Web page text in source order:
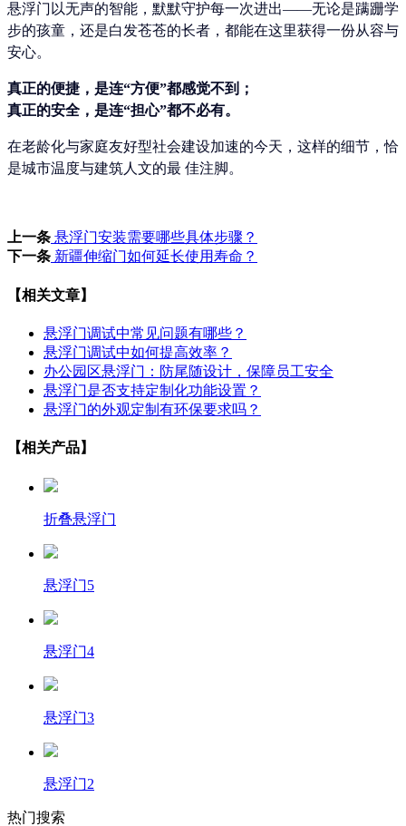
悬浮门以无声的智能，默默守护每一次进出——无论是蹒跚学
步的孩童，还是白发苍苍的长者，都能在这里获得一份从容与
安心。
真正的便捷，是连“方便”都感觉不到；
真正的安全，是连“担心”都不必有。
在老龄化与家庭友好型社会建设加速的今天，这样的细节，恰
是城市温度与建筑人文的最 佳注脚。
上一条 悬浮门安装需要哪些具体步骤？
下一条 新疆伸缩门如何延长使用寿命？
【相关文章】
悬浮门调试中常见问题有哪些？
悬浮门调试中如何提高效率？
办公园区悬浮门：防尾随设计，保障员工安全
悬浮门是否支持定制化功能设置？
悬浮门的外观定制有环保要求吗？
【相关产品】
折叠悬浮门
悬浮门5
悬浮门4
悬浮门3
悬浮门2
热门搜索